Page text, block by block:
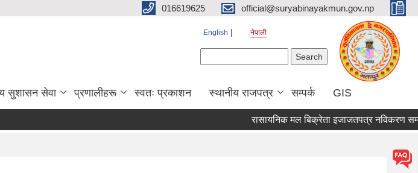
016619625 official@suryabinayakmun.gov.np
English नेपाली
सुशासन सेवा प्रणालीहरू स्वतः प्रकाशन स्थानीय राजपत्र सम्पर्क GIS
रासायनिक मल बिक्रेता इजाजतपत्र नविकरण